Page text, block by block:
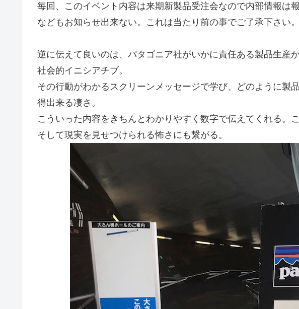
毎回、このイベント内容は来期新製品受注会なので内部情報は
などもお知らせ出来ない。これは当たり前の事でご了承下さい。
逆に伝えて良いのは、パタゴニア社がいかに責任ある製品生産
社会的イニシアチブ。
その行動がわかるスクリーンメッセージで学び、どのように製
得出来る凄さ。
こういった内容をきちんとわかりやすく数字で伝えてくれる。
そして現実を見せつけられる怖さにも繋がる。